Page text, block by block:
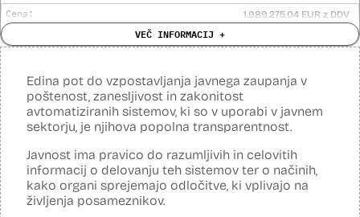
Cena: 1.989.275,04 EUR z DDV
Analiza učinka na človekove pravice
opravljena:
Posodobljeno: 3. december 2024
Sistem omogoča obdelavo in vizualizacijo podatkov, povezovanje baz
podatkov, pripravo poročil, dinamično raziskovanje podatkov, uporabo
napovedne analitike, opazovanje gibanja podatkov v različnih
(če – potem), simulacije kompleksnejših problemov in scenarijev,
načrtovanje aktivnosti in porabe virov.
Viri:
Dosje javnega naročila
VEČ INFORMACIJ +
Edina pot do vzpostavljanja javnega zaupanja v
poštenost, zanesljivost in zakonitost
avtomatiziranih sistemov, ki so v uporabi v javnem
sektorju, je njihova popolna transparentnost.
Javnost ima pravico do razumljivih in celovitih
informacij o delovanju teh sistemov ter o načinih,
kako organi sprejemajo odločitve, ki vplivajo na
življenja posameznikov.